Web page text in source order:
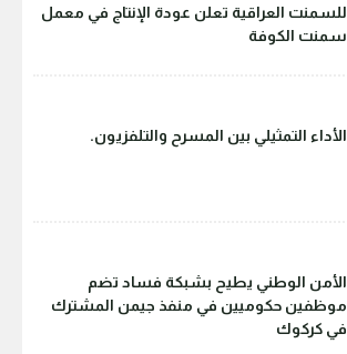
للسمنت العراقية تعلن عودة الإنتاج في معمل
سمنت الكوفة
الأداء التمثيلي بين المسرح والتلفزيون.
الأمن الوطني يطيح بشبكة فساد تضم
موظفين حكوميين في منفذ جيمن المشترك
في كركوك